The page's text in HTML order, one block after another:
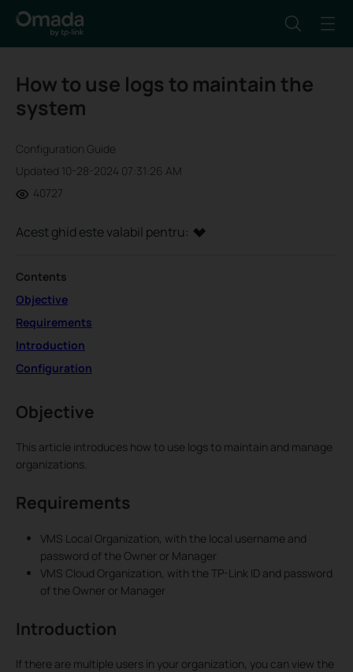
How to use logs to maintain the
system
Configuration Guide
Updated 10-28-2024 07:31:26 AM
40727
Acest ghid este valabil pentru:
Contents
Objective
Requirements
Introduction
Configuration
Objective
This article introduces how to use logs to maintain and manage
organizations.
Requirements
VMS Local Organization, with the local username and
password of the Owner or Manager
VMS Cloud Organization, with the TP-Link ID and password
of the Owner or Manager
Introduction
If there are multiple users in your organization, you can view the